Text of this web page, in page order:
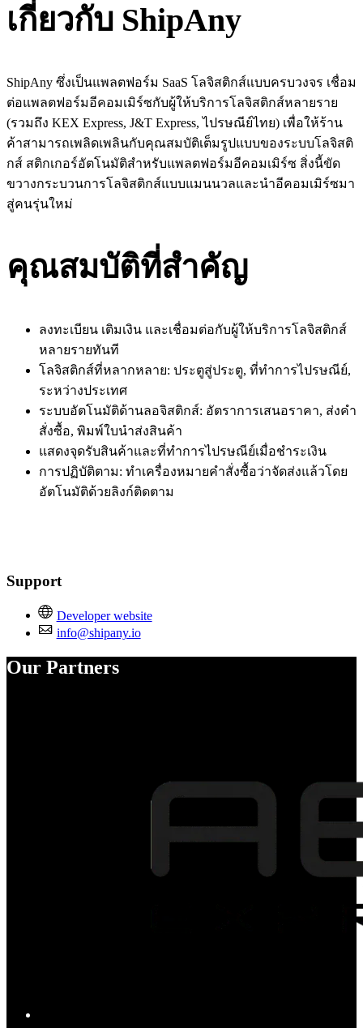
เกี่ยวกับ ShipAny
ShipAny ซึ่งเป็นแพลตฟอร์ม SaaS โลจิสติกส์แบบครบวงจร เชื่อม
ต่อแพลตฟอร์มอีคอมเมิร์ซกับผู้ให้บริการโลจิสติกส์หลายราย
(รวมถึง KEX Express, J&T Express, ไปรษณีย์ไทย) เพื่อให้ร้าน
ค้าสามารถเพลิดเพลินกับคุณสมบัติเต็มรูปแบบของระบบโลจิสติ
กส์ สติกเกอร์อัตโนมัติสำหรับแพลตฟอร์มอีคอมเมิร์ซ สิ่งนี้ขัด
ขวางกระบวนการโลจิสติกส์แบบแมนนวลและนำอีคอมเมิร์ซมา
สู่คนรุ่นใหม่
คุณสมบัติที่สำคัญ
ลงทะเบียน เติมเงิน และเชื่อมต่อกับผู้ให้บริการโลจิสติกส์
หลายรายทันที
โลจิสติกส์ที่หลากหลาย: ประตูสู่ประตู, ที่ทำการไปรษณีย์,
ระหว่างประเทศ
ระบบอัตโนมัติด้านลอจิสติกส์: อัตราการเสนอราคา, ส่งคำ
สั่งซื้อ, พิมพ์ใบนำส่งสินค้า
แสดงจุดรับสินค้าและที่ทำการไปรษณีย์เมื่อชำระเงิน
การปฏิบัติตาม: ทำเครื่องหมายคำสั่งซื้อว่าจัดส่งแล้วโดย
อัตโนมัติด้วยลิงก์ติดตาม
Support
Developer website
info@shipany.io
Our Partners